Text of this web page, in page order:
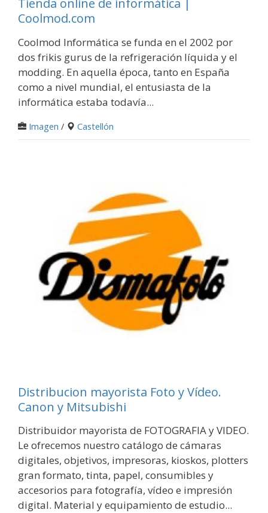
Tienda online de informática |
Coolmod.com
Coolmod Informática se funda en el 2002 por
dos frikis gurus de la refrigeración líquida y el
modding. En aquella época, tanto en España
como a nivel mundial, el entusiasta de la
informática estaba todavía...
Imagen / Castellón
Distribucion mayorista Foto y Vídeo.
Canon y Mitsubishi
Distribuidor mayorista de FOTOGRAFIA y VIDEO.
Le ofrecemos nuestro catálogo de cámaras
digitales, objetivos, impresoras, kioskos, plotters
gran formato, tinta, papel, consumibles y
accesorios para fotografía, vídeo e impresión
digital. Material y equipamiento de estudio...